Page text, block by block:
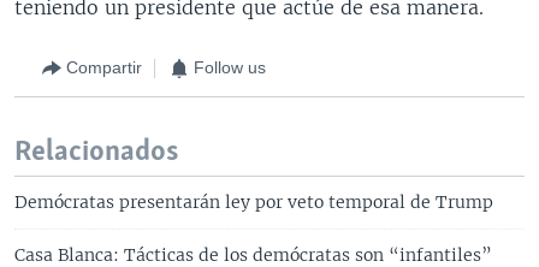
teniendo un presidente que actúe de esa manera.
Compartir Follow us
Relacionados
Demócratas presentarán ley por veto temporal de Trump
Casa Blanca: Tácticas de los demócratas son “infantiles”